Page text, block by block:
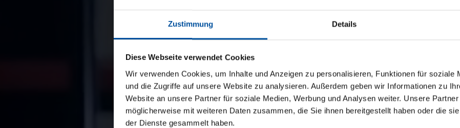
Zustimmung Details
Diese Webseite verwendet Cookies
Wir verwenden Cookies, um Inhalte und Anzeigen zu personalisieren, Funktionen für soziale
und die Zugriffe auf unsere Website zu analysieren. Außerdem geben wir Informationen zu
Website an unsere Partner für soziale Medien, Werbung und Analysen weiter. Unsere
möglicherweise mit weiteren Daten zusammen, die Sie ihnen bereitgestellt haben oder die
der Dienste gesammelt haben.
THE DIGITAL SOLUTION FOR
EFFICIENT TIRE
With CLP SAM WHEELS, tire management becomes easier and more
ever: car dealerships, workshops, rental agencies, and vehicle
manage tires, complete wheel sets, and rims digitally, quickly, and reliably
handheld scanner. This transforms traditional tire storage into an efficient,